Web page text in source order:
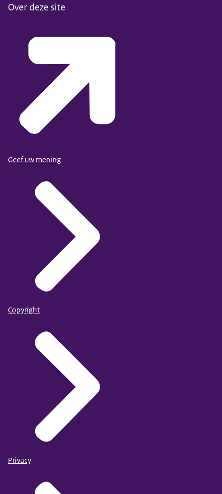
Over deze site
Geef uw mening
Copyright
Privacy